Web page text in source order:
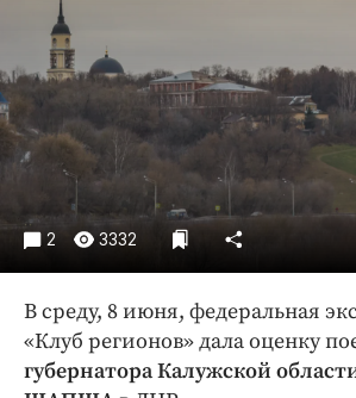
Происшествия
Экономика и бизнес
ПРОЕКТЫ
Блоги
Издания
Медиаперсона
Интересное чтиво
Клиника года
2 3332
В среду, 8 июня, федеральная
«Клуб регионов» дала оценку
губернатора Калужской